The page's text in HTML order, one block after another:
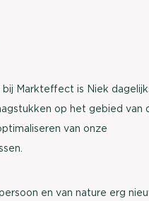
bij Markteffect is Niek
op het gebied van
van onze
en van nature erg